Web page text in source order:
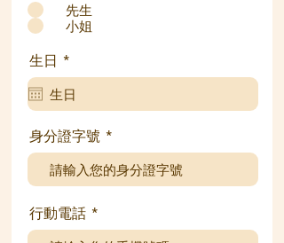
先生
小姐
生日 *
e
q
u
i
r
e
身分證字號
行動電話